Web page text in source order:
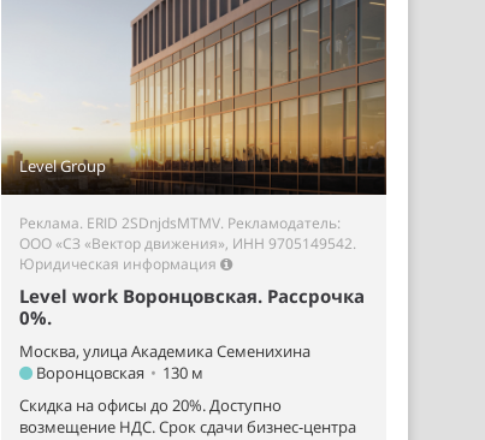
Level Group
Реклама. ERID 2SDnjdsMTMV. Рекламодатель:
ООО «СЗ «Вектор движения», ИНН 9705149542.
Юридическая информация
Level work Воронцовская. Рассрочка
0%.
Москва, улица Академика Семенихина
Воронцовская • 130 м
Скидка на офисы до 20%. Доступно
возмещение НДС. Срок сдачи бизнес-центра